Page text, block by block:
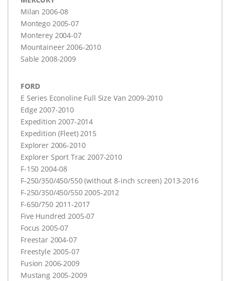
Milan 2006-08
Montego 2005-07
Monterey 2004-07
Mountaineer 2006-2010
Sable 2008-2009
FORD
E Series Econoline Full Size Van 2009-2010
Edge 2007-2010
Expedition 2007-2014
Expedition (Fleet) 2015
Explorer 2006-2010
Explorer Sport Trac 2007-2010
F-150 2004-08
F-250/350/450/550 (without 8-inch screen) 2013-2016
F-250/350/450/550 2005-2012
F-650/750 2011-2017
Five Hundred 2005-07
Focus 2005-07
Freestar 2004-07
Freestyle 2005-07
Fusion 2006-2009
Mustang 2005-2009